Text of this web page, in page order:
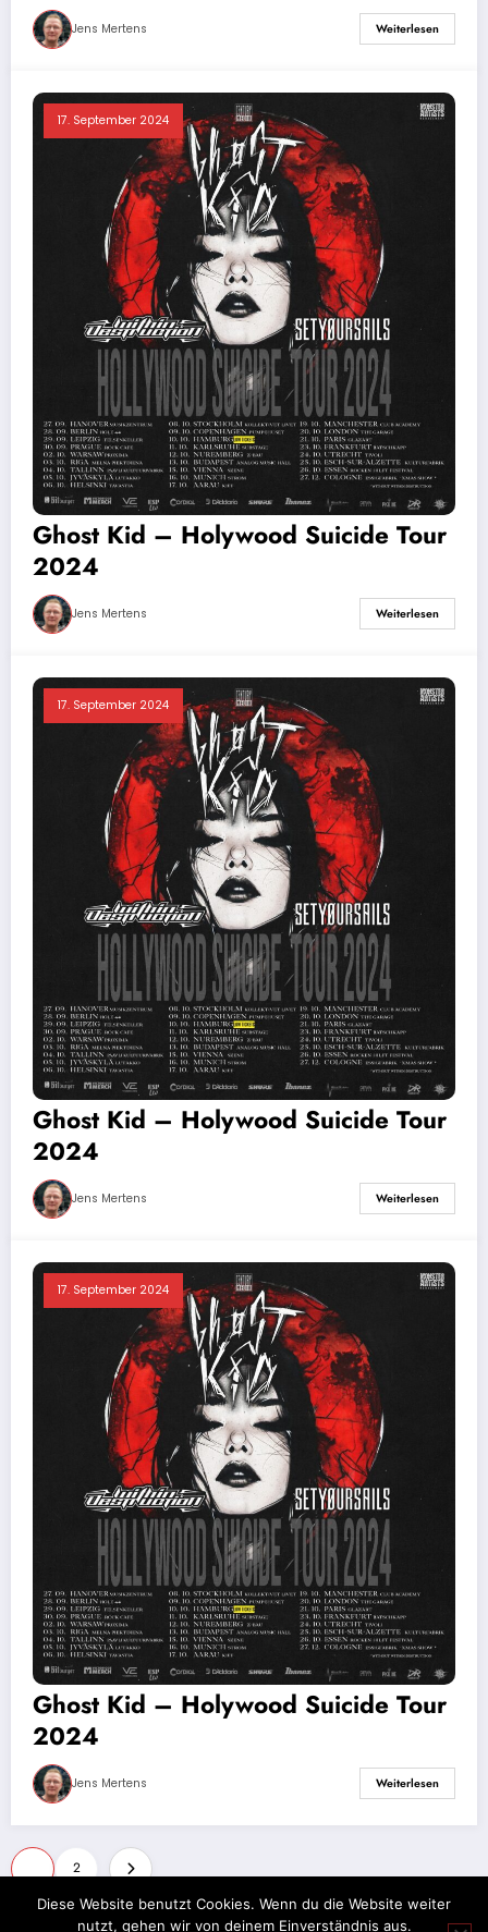
Jens Mertens Weiterlesen
17. September 2024
Ghost Kid – Holywood Suicide Tour
2024
Jens Mertens Weiterlesen
17. September 2024
Ghost Kid – Holywood Suicide Tour
2024
Jens Mertens Weiterlesen
17. September 2024
Ghost Kid – Holywood Suicide Tour
2024
Jens Mertens Weiterlesen
Seitennummerierung
der
2
Diese Website benutzt Cookies. Wenn du die Website weiter
nutzt, gehen wir von deinem Einverständnis aus.